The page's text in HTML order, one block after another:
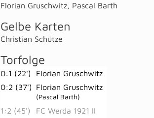
Florian Gruschwitz Pascal Barth
Gelbe Karten
Christian Schütze
Torfolge
0:1 (22')
Florian Gruschwitz
0:2 (37')
Florian Gruschwitz
(Pascal Barth)
1:2 (45')
FC Werda 1921 II